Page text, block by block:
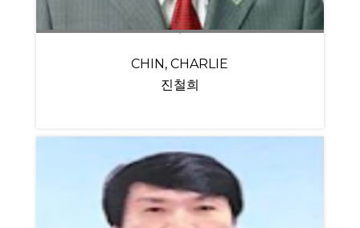
CHIN, CHARLIE
진철희